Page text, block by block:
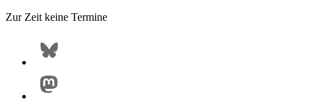
Zur Zeit keine Termine